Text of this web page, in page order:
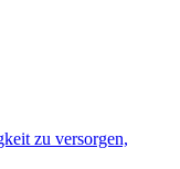
zu versorgen,